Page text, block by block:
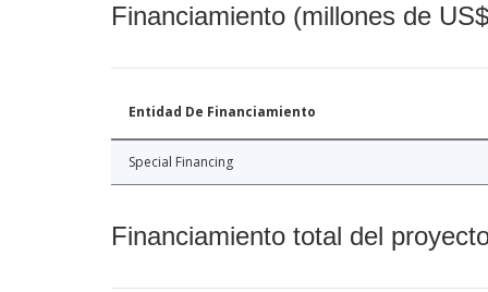
Financiamiento (millones de
Entidad De Financiamiento
Special Financing
Financiamiento total del